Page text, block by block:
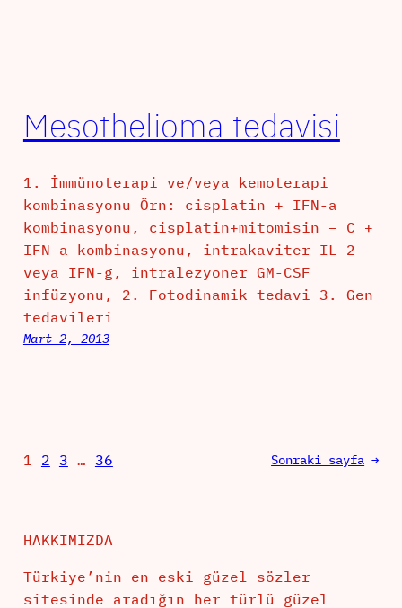
Mesothelioma tedavisi
1. İmmünoterapi ve/veya kemoterapi
kombinasyonu Örn: cisplatin + IFN-a
kombinasyonu, cisplatin+mitomisin – C +
IFN-a kombinasyonu, intrakaviter IL-2
veya IFN-g, intralezyoner GM-CSF
infüzyonu, 2. Fotodinamik tedavi 3. Gen
tedavileri
Mart 2, 2013
1 2 3 … 36 Sonraki sayfa →
HAKKIMIZDA
Türkiye’nin en eski güzel sözler
sitesinde aradığın her türlü güzel